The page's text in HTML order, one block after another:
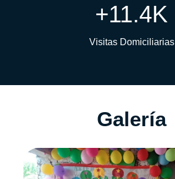
+11.4K
Visitas Domiciliarias
Galería